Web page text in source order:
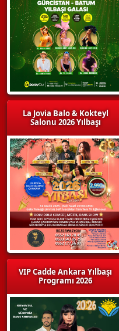
La Jovia Balo & Kokteyl
Salonu 2026 Yılbaşı
VIP Cadde Ankara Yılbaşı
Programı 2026